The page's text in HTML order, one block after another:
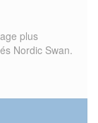
plus
Nordic Swan.